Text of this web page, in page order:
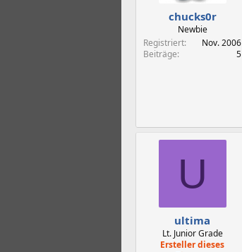
chucks0r
Newbie
Registriert
Nov. 2006
Beiträge
5
U
ultima
Lt. Junior Grade
Ersteller dieses